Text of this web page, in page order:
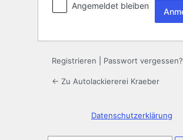
Angemeldet bleiben
Registrieren Passwort vergessen?
← Zu Autolackiererei Kraeber
Datenschutzerklärung